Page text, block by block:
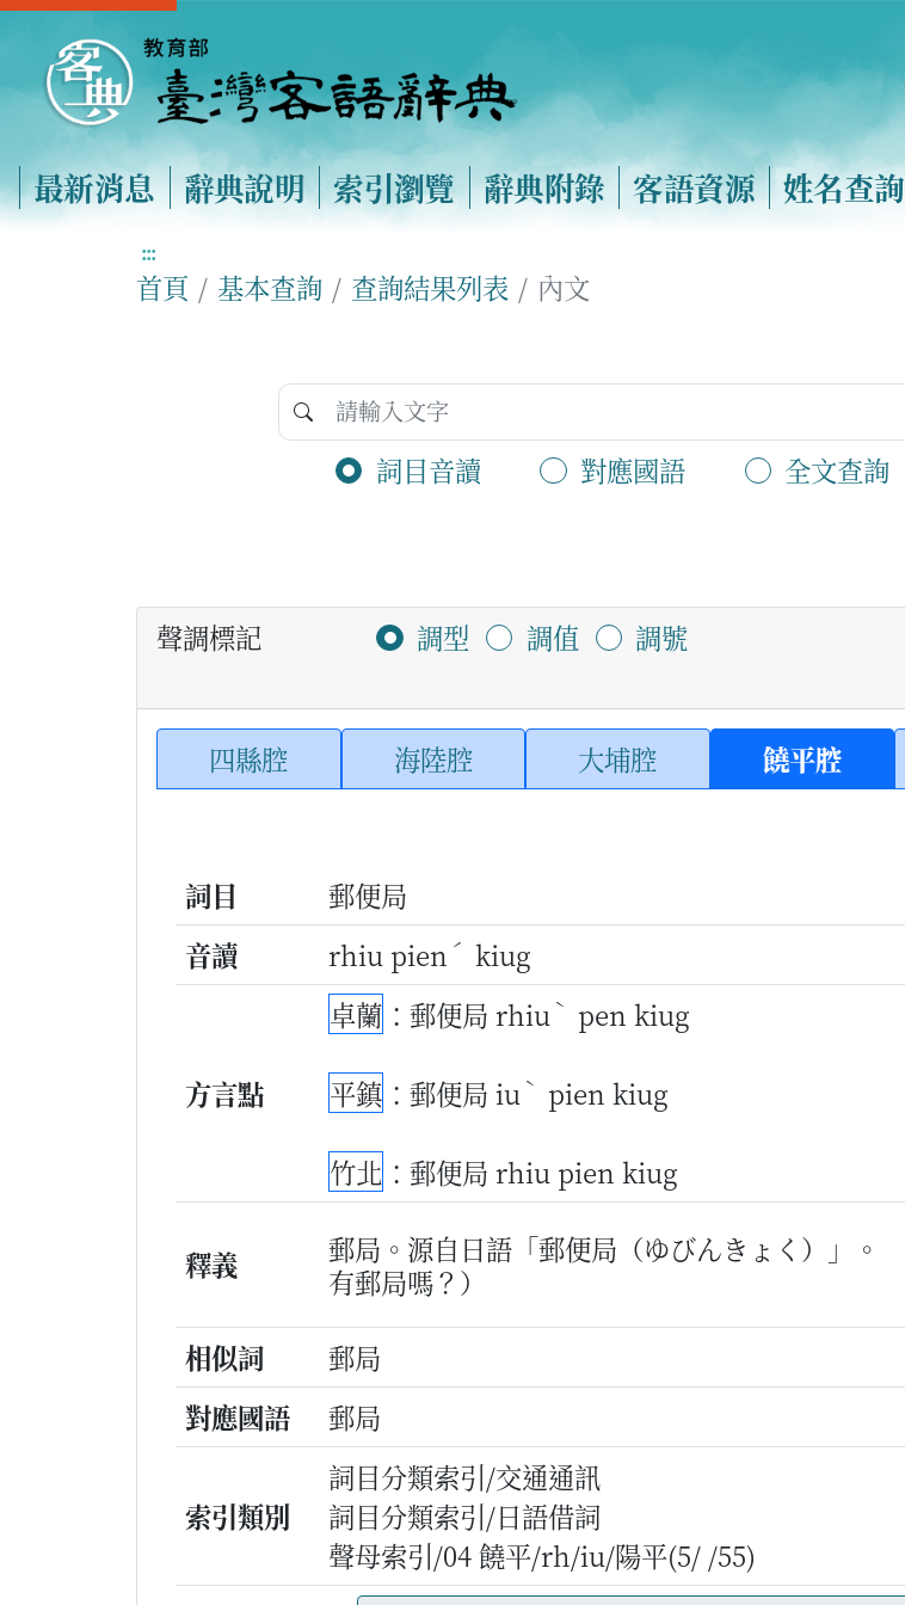
最新消息 辭典說明 索引瀏覽 辭典附錄 客語資源 姓名查詢
:::
首頁 基本查詢 查詢結果列表 內文
詞目音讀 對應國語 全文查詢
聲調標記 調型 調值 調號
四縣腔 海陸腔 大埔腔 饒平腔
詞目
郵便局
音讀
rhiu pien ˊ kiug
方言點
卓蘭 ：郵便局 rhiu ˋ pen kiug
平鎮 ：郵便局 iu ˋ pien kiug
竹北 ：郵便局 rhiu pien kiug
釋義 郵局。源自日語「郵便局（ゆびんきょく）」。
有郵局嗎？）
相似詞
郵局
對應國語
郵局
索引類別
詞目分類索引/交通通訊
詞目分類索引/日語借詞
聲母索引/04 饒平/rh/iu/陽平(5/ /55)